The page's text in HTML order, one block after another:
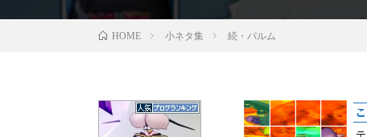
HOME 小ネタ集 続・パルム